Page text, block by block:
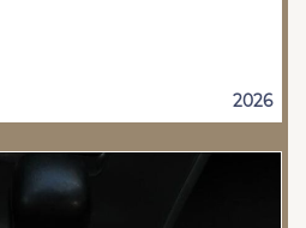
2026